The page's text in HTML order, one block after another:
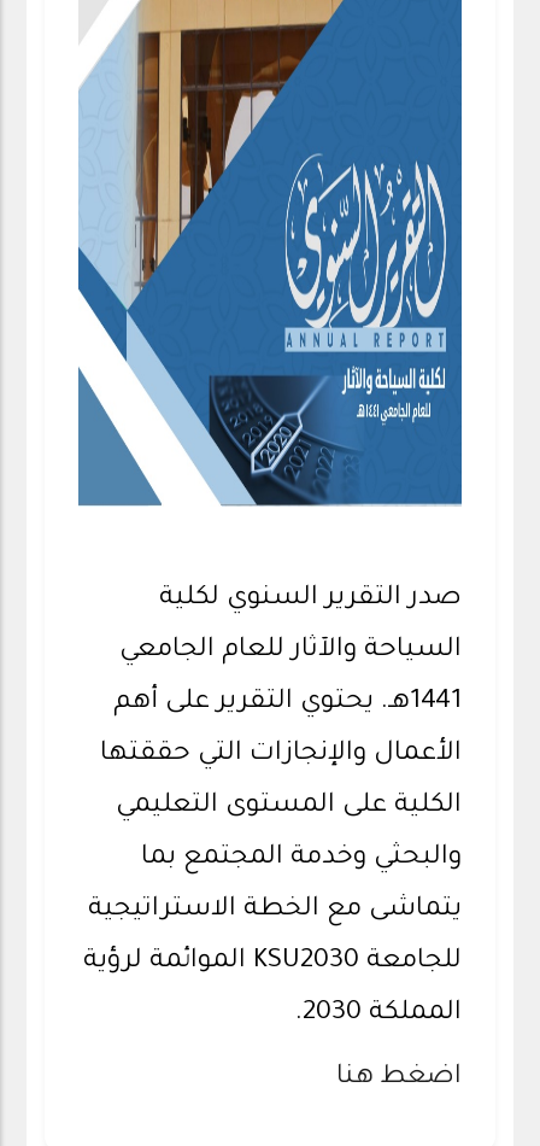
صدر التقرير السنوي لكلية
السياحة والآثار للعام الجامعي
1441هـ. يحتوي التقرير على أهم
الأعمال والإنجازات التي حققتها
الكلية على المستوى التعليمي
والبحثي وخدمة المجتمع بما
يتماشى مع الخطة الاستراتيجية
للجامعة KSU2030 الموائمة لرؤية
المملكة 2030.
اضغط هنا